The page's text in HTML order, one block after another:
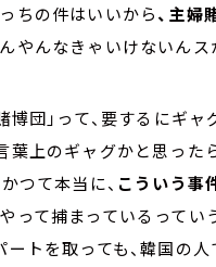
ちの件はいいから、主婦
やんなきゃいけないんス
博団」って、要するにギ
葉上のギャグかと思っ
つて本当に、 こういう事
って捕まっているってい
ートを取っても、韓国の